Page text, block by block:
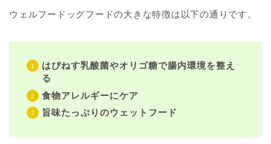
ウェルフードッグフードの大きな特徴は以下の通りです。
はぴねす乳酸菌やオリゴ糖で腸内環境を整え
る
食物アレルギーにケア
旨味たっぷりのウェットフード